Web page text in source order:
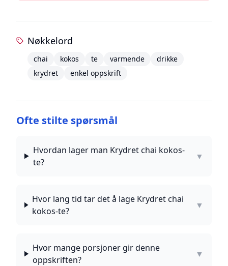
Nøkkelord
chai kokos te varmende
drikke
krydret
enkel oppskrift
Ofte stilte spørsmål
Hvordan lager man Krydret chai kokos-
te?
▼
Hvor lang tid tar det å lage Krydret chai
kokos-te?
▼
Hvor mange porsjoner gir denne
oppskriften?
▼